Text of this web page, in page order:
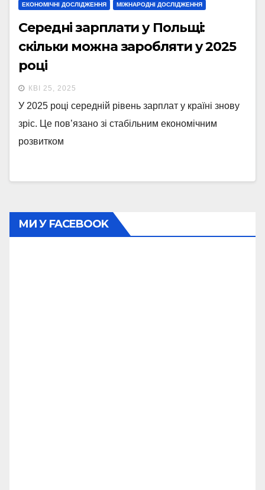
ЕКОНОМІЧНІ ДОСЛІДЖЕННЯ МІЖНАРОДНІ ДОСЛІДЖЕННЯ
Середні зарплати у Польщі:
скільки можна заробляти у 2025
році
КВІ 25, 2025
У 2025 році середній рівень зарплат у країні знову
зріс. Це пов’язано зі стабільним економічним
розвитком
МИ У FACEBOOK